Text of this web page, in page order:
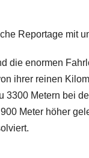
Reportage mit
die enormen
ihrer reinen
3300 Metern bei
Meter höher